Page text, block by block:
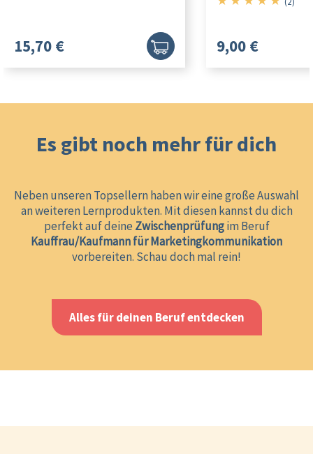
15,70 € 9,00 €
Es gibt noch mehr für dich
Neben unseren Topsellern haben wir eine große Auswahl
an weiteren Lernprodukten. Mit diesen kannst du dich
perfekt auf deine Zwischenprüfungim Beruf
Kauffrau/Kaufmann für Marketingkommunikation
vorbereiten. Schau doch mal rein!
Alles für deinen Beruf entdecken